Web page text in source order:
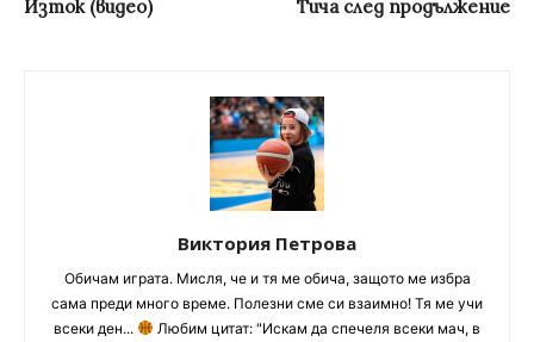
Изток (видео) Тича след продължение
Виктория Петрова
Обичам играта. Мисля, че и тя ме обича, защото ме избра
сама преди много време. Полезни сме си взаимно! Тя ме учи
всеки ден...
Любим цитат: "Искам да спечеля всеки мач, в